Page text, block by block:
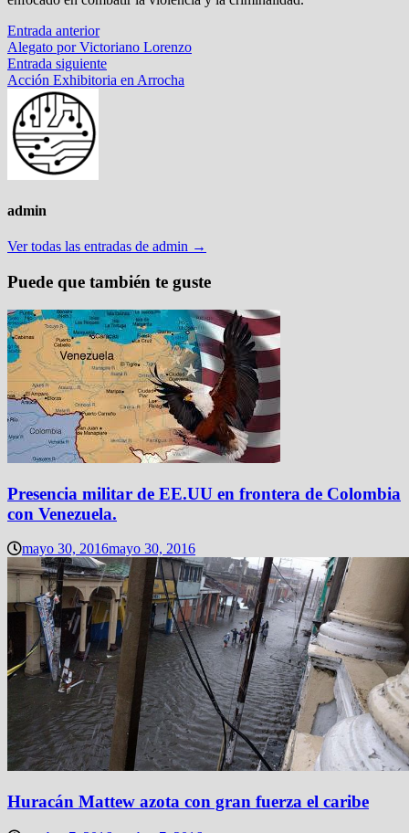
Navegación
de
entradas
Entrada anteriorEntrada
anterior:
Alegato por Victoriano Lorenzo
Entrada siguienteEntrada
siguiente:
Acción Exhibitoria en Arrocha
admin
Ver todas las entradas de admin →
Puede que también te guste
Presencia militar de EE.UU en frontera de Colombia
con Venezuela.
mayo 30, 2016mayo 30, 2016
Huracán Mattew azota con gran fuerza el caribe